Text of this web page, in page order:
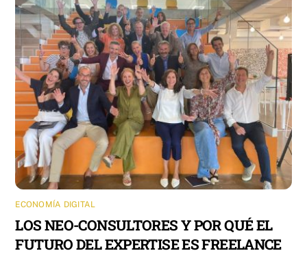
ECONOMÍA DIGITAL
LOS NEO-CONSULTORES Y POR QUÉ EL
FUTURO DEL EXPERTISE ES FREELANCE